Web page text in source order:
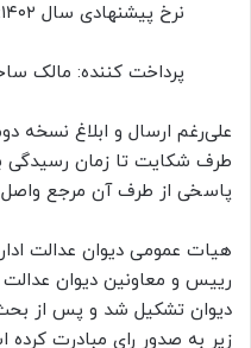
نرخ پیشنهادی سال ۱۴۰۲: ۱۰۰۰۰۰ ریال
پرداخت کننده: مالک
علی‌رغم ارسال و ابلاغ نسخه
طرف شکایت تا زمان رسیدگی
پاسخی از طرف آن مرجع
رییس و معاونین دیوان
دیوان تشکیل شد و پس از
زیر به صدور رای مبادرت